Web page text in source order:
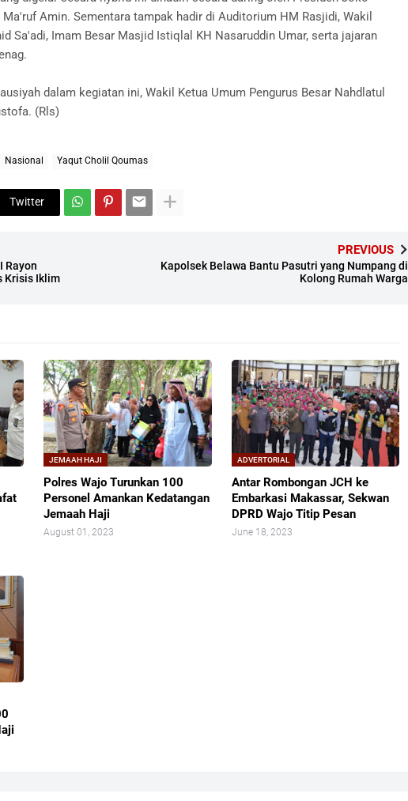
Amin. Sementara tampak hadir di Auditorium HM Rasjidi, Wakil
Sa'adi, Imam Besar Masjid Istiqlal KH Nasaruddin Umar, serta jajaran
dalam kegiatan ini, Wakil Ketua Umum Pengurus Besar Nahdlatul
(Rls)
Nasional Yaqut Cholil Qoumas
Twitter
Rayon
Krisis Iklim
PREVIOUS
Kapolsek Belawa Bantu Pasutri yang Numpang di
Kolong Rumah Warga
JEMAAH HAJI
Polres Wajo Turunkan 100
Personel Amankan Kedatangan
Jemaah Haji
August 01, 2023
ADVERTORIAL
Antar Rombongan JCH ke
Embarkasi Makassar, Sekwan
DPRD Wajo Titip Pesan
June 18, 2023